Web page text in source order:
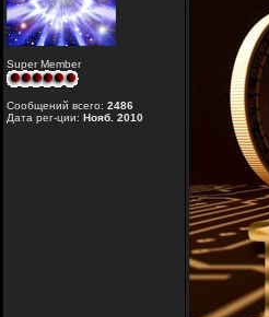
Super Member
Сообщений всего: 2486
Дата рег-ции: Нояб. 2010